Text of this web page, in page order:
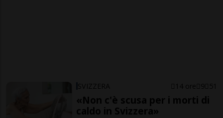
SVIZZERA 14 ore 9 51
«Non c'è scusa per i morti di
caldo in Svizzera»